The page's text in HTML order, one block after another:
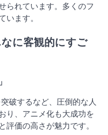
られています。多くのフ
います。
に客観的にすご
破するなど、圧倒的な人
り、アニメ化も大成功を
評価の高さが魅力です。